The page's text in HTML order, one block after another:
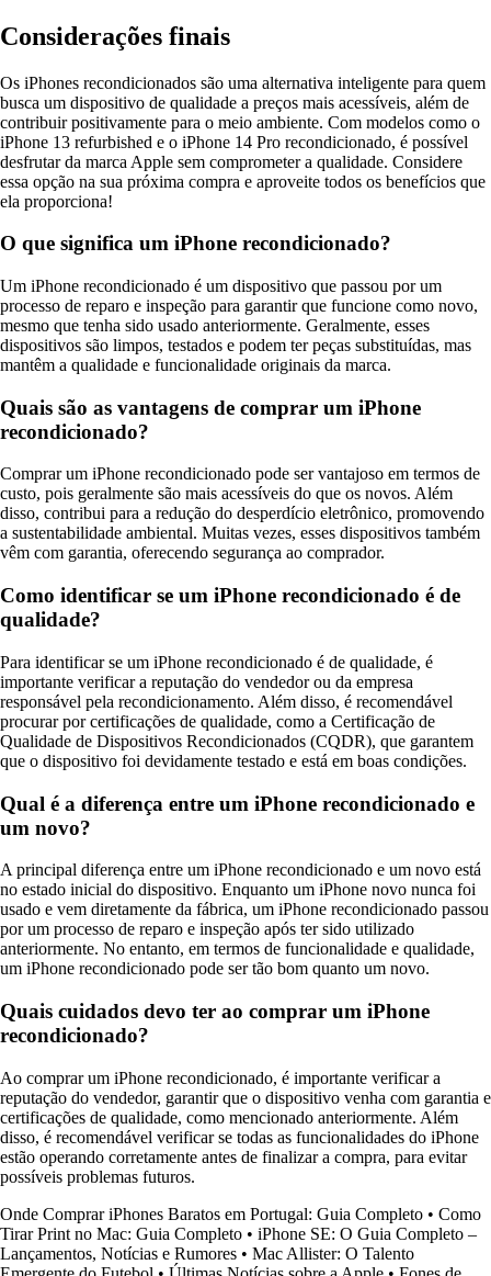
Considerações finais
Os iPhones recondicionados são uma alternativa inteligente para quem
busca um dispositivo de qualidade a preços mais acessíveis, além de
contribuir positivamente para o meio ambiente. Com modelos como o
iPhone 13 refurbished e o iPhone 14 Pro recondicionado, é possível
desfrutar da marca Apple sem comprometer a qualidade. Considere
essa opção na sua próxima compra e aproveite todos os benefícios que
ela proporciona!
O que significa um iPhone recondicionado?
Um iPhone recondicionado é um dispositivo que passou por um
processo de reparo e inspeção para garantir que funcione como novo,
mesmo que tenha sido usado anteriormente. Geralmente, esses
dispositivos são limpos, testados e podem ter peças substituídas, mas
mantêm a qualidade e funcionalidade originais da marca.
Quais são as vantagens de comprar um iPhone
recondicionado?
Comprar um iPhone recondicionado pode ser vantajoso em termos de
custo, pois geralmente são mais acessíveis do que os novos. Além
disso, contribui para a redução do desperdício eletrônico, promovendo
a sustentabilidade ambiental. Muitas vezes, esses dispositivos também
vêm com garantia, oferecendo segurança ao comprador.
Como identificar se um iPhone recondicionado é de
qualidade?
Para identificar se um iPhone recondicionado é de qualidade, é
importante verificar a reputação do vendedor ou da empresa
responsável pela recondicionamento. Além disso, é recomendável
procurar por certificações de qualidade, como a Certificação de
Qualidade de Dispositivos Recondicionados (CQDR), que garantem
que o dispositivo foi devidamente testado e está em boas condições.
Qual é a diferença entre um iPhone recondicionado e
um novo?
A principal diferença entre um iPhone recondicionado e um novo está
no estado inicial do dispositivo. Enquanto um iPhone novo nunca foi
usado e vem diretamente da fábrica, um iPhone recondicionado passou
por um processo de reparo e inspeção após ter sido utilizado
anteriormente. No entanto, em termos de funcionalidade e qualidade,
um iPhone recondicionado pode ser tão bom quanto um novo.
Quais cuidados devo ter ao comprar um iPhone
recondicionado?
Ao comprar um iPhone recondicionado, é importante verificar a
reputação do vendedor, garantir que o dispositivo venha com garantia e
certificações de qualidade, como mencionado anteriormente. Além
disso, é recomendável verificar se todas as funcionalidades do iPhone
estão operando corretamente antes de finalizar a compra, para evitar
possíveis problemas futuros.
Onde Comprar iPhones Baratos em Portugal: Guia Completo • Como
Tirar Print no Mac: Guia Completo • iPhone SE: O Guia Completo –
Lançamentos, Notícias e Rumores • Mac Allister: O Talento